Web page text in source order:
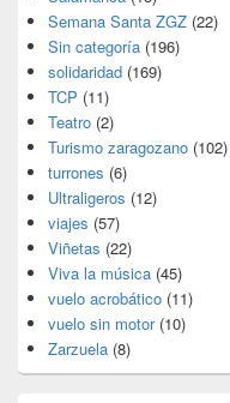
Semana Santa ZGZ (22)
Sin categoría (196)
solidaridad (169)
TCP (11)
Teatro (2)
Turismo zaragozano (102)
turrones (6)
Ultraligeros (12)
viajes (57)
Viñetas (22)
Viva la música (45)
vuelo acrobático (11)
vuelo sin motor(10)
Zarzuela (8)